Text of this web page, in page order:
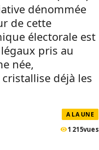
dénommée
de cette
électorale est
pris au
née,
déjà les
A LA UNE
1 215vues